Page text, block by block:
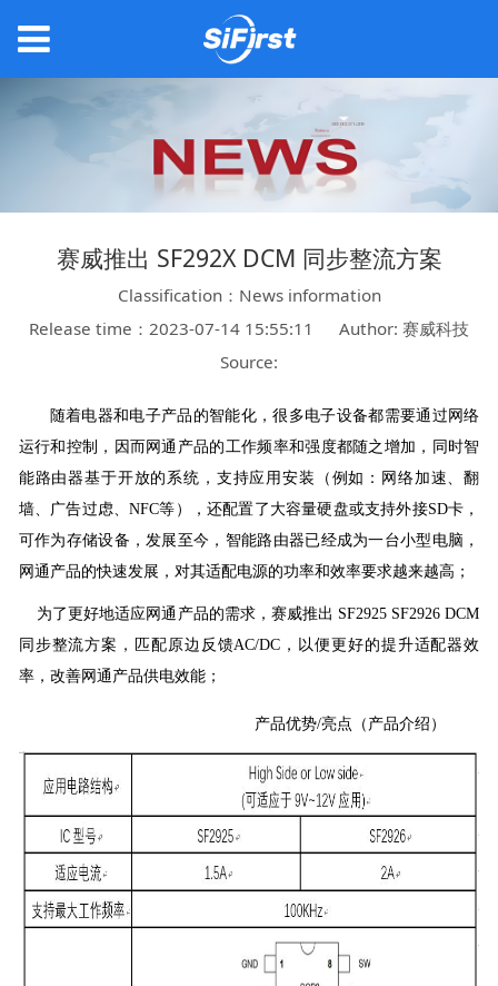
赛威推出 SF292X DCM 同步整流方案
Classification：News information
Release time：2023-07-14 15:55:11
Author: 赛威科技
Source:
随着电器和电子产品的智能化，很多电子设备都需要通过网络
运行和控制，因而网通产品的工作频率和强度都随之增加，同时智
能路由器基于开放的系统，支持应用安装（例如：网络加速、翻
墙、广告过虑、NFC等），还配置了大容量硬盘或支持外接SD卡，
可作为存储设备，发展至今，智能路由器已经成为一台小型电脑，
网通产品的快速发展，对其适配电源的功率和效率要求越来越高；
为了更好地适应网通产品的需求，赛威推出 SF2925 SF2926 DCM
同步整流方案，匹配原边反馈AC/DC，以便更好的提升适配器效
率，改善网通产品供电效能；
产品优势/亮点（产品介绍）